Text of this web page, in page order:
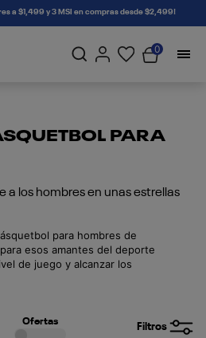
a $1,499 y 3 MSI en compras desde $2,499!
0
PARA
a los hombres en unas estrellas
para hombres de
esos amantes del deporte
de juego y alcanzar los
de las que disponemos.
Filtros
Ofertas